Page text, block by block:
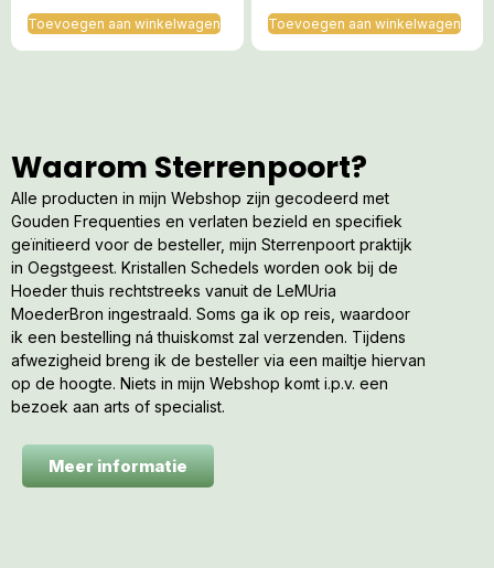
Toevoegen aan winkelwagen Toevoegen aan winkelwagen
Waarom Sterrenpoort?
Alle producten in mijn Webshop zijn gecodeerd met
Gouden Frequenties en verlaten bezield en specifiek
geïnitieerd voor de besteller, mijn Sterrenpoort praktijk
in Oegstgeest. Kristallen Schedels worden ook bij de
Hoeder thuis rechtstreeks vanuit de LeMUria
MoederBron ingestraald. Soms ga ik op reis, waardoor
ik een bestelling ná thuiskomst zal verzenden. Tijdens
afwezigheid breng ik de besteller via een mailtje hiervan
op de hoogte. Niets in mijn Webshop komt i.p.v. een
bezoek aan arts of specialist.
Meer informatie